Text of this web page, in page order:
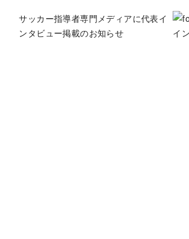
サッカー指導者専門メディアに代表イ
ンタビュー掲載のお知らせ